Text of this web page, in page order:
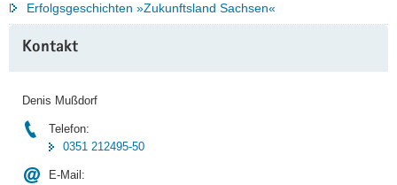
Erfolgsgeschichten »Zukunftsland Sachsen«
Information
Kontakt
Denis Mußdorf
Telefon:
0351 212495-50
E-Mail: